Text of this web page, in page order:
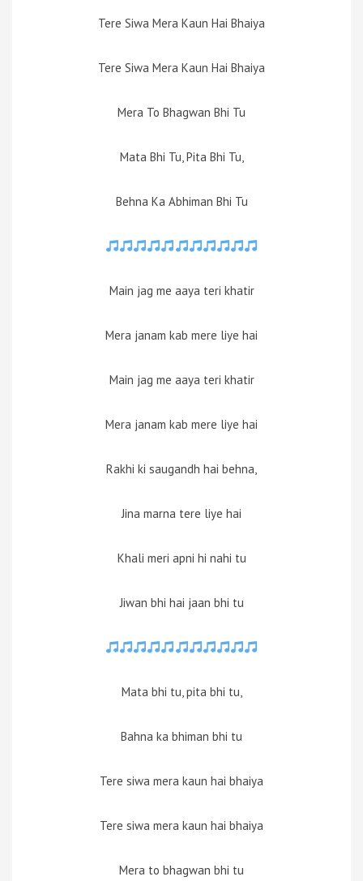
Tere Siwa Mera Kaun Hai Bhaiya
Tere Siwa Mera Kaun Hai Bhaiya
Mera To Bhagwan Bhi Tu
Mata Bhi Tu, Pita Bhi Tu,
Behna Ka Abhiman Bhi Tu
Main jag me aaya teri khatir
Mera janam kab mere liye hai
Main jag me aaya teri khatir
Mera janam kab mere liye hai
Rakhi ki saugandh hai behna,
Jina marna tere liye hai
Khali meri apni hi nahi tu
Jiwan bhi hai jaan bhi tu
Mata bhi tu, pita bhi tu,
Bahna ka bhiman bhi tu
Tere siwa mera kaun hai bhaiya
Tere siwa mera kaun hai bhaiya
Mera to bhagwan bhi tu